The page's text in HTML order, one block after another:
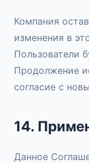
Компания
изменения в
Пользователи
Продолжение
согласие с
14.
Данное